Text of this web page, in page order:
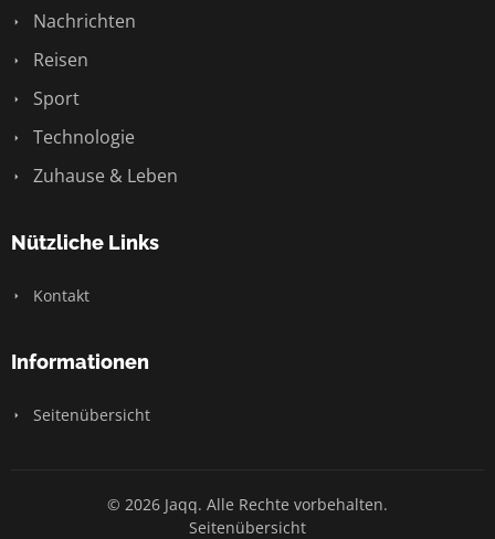
Nachrichten
Reisen
Sport
Technologie
Zuhause & Leben
Nützliche Links
Kontakt
Informationen
Seitenübersicht
© 2026 Jaqq. Alle Rechte vorbehalten.
Seitenübersicht